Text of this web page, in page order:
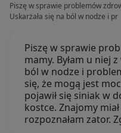
Piszę w sprawie problemów
Uskarżała się na ból w nodze i pr
Piszę w sprawie
mamy. Byłam u niej
ból w nodze i
się, że mogą jest
pojawił się siniak w
kostce. Znajomy
rozpoznałam zator.